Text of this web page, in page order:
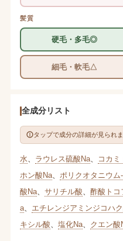
髪質
硬毛・多毛◎
細毛・軟毛△
全成分リスト
タップで成分の詳細が見られ
水 ラウレス硫酸Na、 コカ
ホン酸Na、 ポリクオタニウム
酸Na、 サリチル酸 酢酸トコ
a、 エチレンジアミンジコハ
キシル酸
塩化Na、 クエン酸